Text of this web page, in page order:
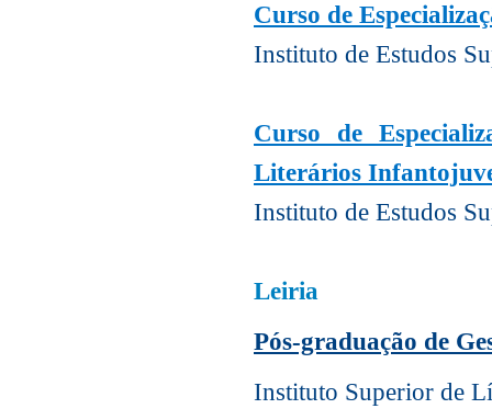
Curso de
Instituto de Estudos
Curso de
Literários
Instituto de Estudos
Leiria
Pós-graduação de
Instituto Superior de